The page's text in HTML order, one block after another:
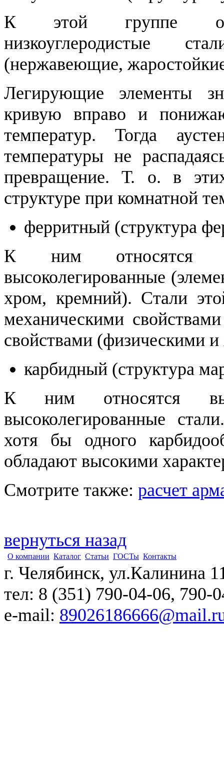
К этой группе
низкоуглеродистые
(нержавеющие,
Легирующие элементы
кривую вправо и
температур. Тогда
температуры не
превращение. Т. о. в
структуре при комнатной
ферритный (структура
К ним относятся
высоколегированные
хром, кремний). Стали
механическими
свойствами (физическими
карбидный (структура
К ним относятся
высоколегированные
хотя бы одного
обладают высокими
Смотрите также: расчет
вернуться назад
О компании Каталог Статьи ГОСТы Контакты
г. Челябинск, ул.Калинина
тел: 8 (351) 790-04-06, 790-
e-mail: